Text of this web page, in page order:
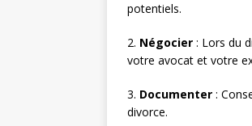
potentiels.
2. Négocier : Lors du
votre avocat et votre
3. Documenter :
divorce.